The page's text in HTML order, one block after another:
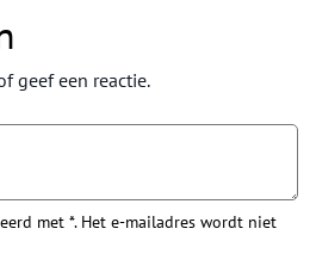
geef een reactie.
met *. Het e-mailadres wordt niet